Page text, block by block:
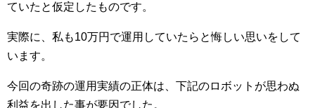
ていたと仮定したものです。
実際に、私も10万円で運用していたらと悔しい思いをして
います。
今回の奇跡の運用実績の正体は、下記のロボットが思わぬ
利益を出した事が要因でした。